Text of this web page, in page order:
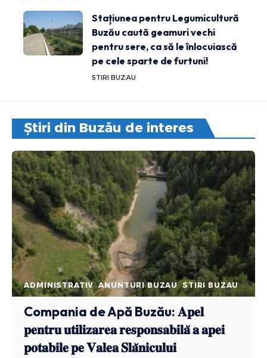
Stațiunea pentru Legumicultură
Buzău caută geamuri vechi
pentru sere, ca să le înlocuiască
pe cele sparte de furtuni!
STIRI BUZAU
Știri din Buzău de interes
ADMINISTRATIV ANUNTURI BUZAU STIRI BUZAU
Compania de Apă Buzău: 𝐀𝐩𝐞𝐥
𝐩𝐞𝐧𝐭𝐫𝐮 𝐮𝐭𝐢𝐥𝐢𝐳𝐚𝐫𝐞𝐚 𝐫𝐞𝐬𝐩𝐨𝐧𝐬𝐚𝐛𝐢𝐥𝐚̆ 𝐚 𝐚𝐩𝐞𝐢
𝐩𝐨𝐭𝐚𝐛𝐢𝐥𝐞 𝐩𝐞 𝐕𝐚𝐥𝐞𝐚 𝐒𝐥𝐚̆𝐧𝐢𝐜𝐮𝐥𝐮𝐢